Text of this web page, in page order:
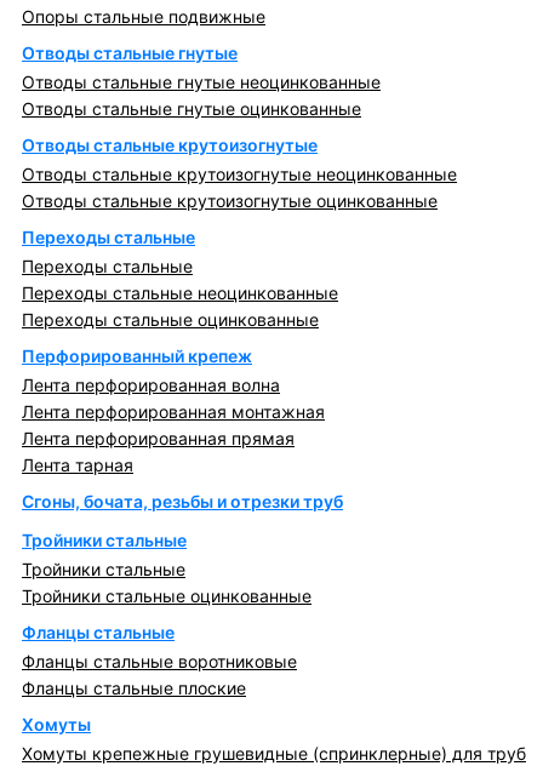
Опоры стальные подвижные
Отводы стальные гнутые
Отводы стальные гнутые неоцинкованные
Отводы стальные гнутые оцинкованные
Отводы стальные крутоизогнутые
Отводы стальные крутоизогнутые неоцинкованные
Отводы стальные крутоизогнутые оцинкованные
Переходы стальные
Переходы стальные
Переходы стальные неоцинкованные
Переходы стальные оцинкованные
Перфорированный крепеж
Лента перфорированная волна
Лента перфорированная монтажная
Лента перфорированная прямая
Лента тарная
Сгоны, бочата, резьбы и отрезки труб
Тройники стальные
Тройники стальные
Тройники стальные оцинкованные
Фланцы стальные
Фланцы стальные воротниковые
Фланцы стальные плоские
Хомуты
Хомуты крепежные грушевидные (спринклерные) для труб